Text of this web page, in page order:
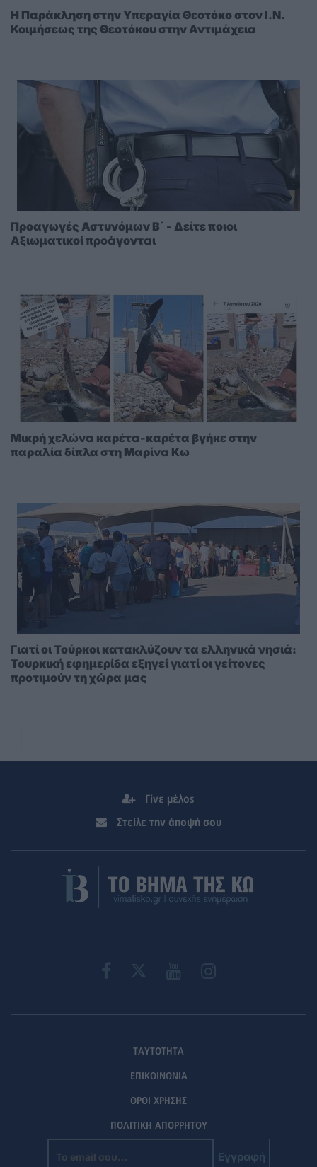
Η Παράκληση στην Υπεραγία Θεοτόκο στoν I.N.
Κοιμήσεως της Θεοτόκου στην Αντιμάχεια
Προαγωγές Αστυνόμων Β΄ - Δείτε ποιοι
Αξιωματικοί προάγονται
Μικρή χελώνα καρέτα-καρέτα βγήκε στην
παραλία δίπλα στη Μαρίνα Κω
Γιατί οι Τούρκοι κατακλύζουν τα ελληνικά νησιά:
Τουρκική εφημερίδα εξηγεί γιατί οι γείτονες
προτιμούν τη χώρα μας
Γίνε μέλος
Στείλε την άποψή σου
ΤΑΥΤΟΤΗΤΑ
ΕΠΙΚΟΙΝΩΝΙΑ
ΟΡΟΙ ΧΡΗΣΗΣ
ΠΟΛΙΤΙΚΗ ΑΠΟΡΡΗΤΟΥ
Εγγραφή